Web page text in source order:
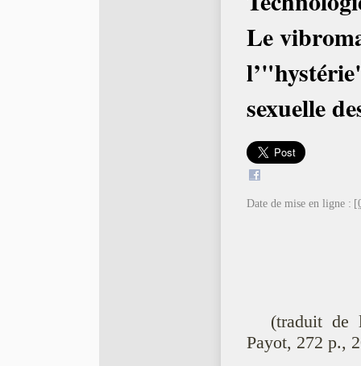
Le
sexuelle
Date de mise en ligne :
(traduit de
Payot, 272 p.,